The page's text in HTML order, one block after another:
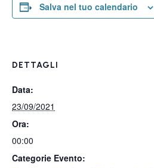
Salva nel tuo calendario
DETTAGLI
Data:
23/09/2021
Ora:
00:00
Categorie Evento: